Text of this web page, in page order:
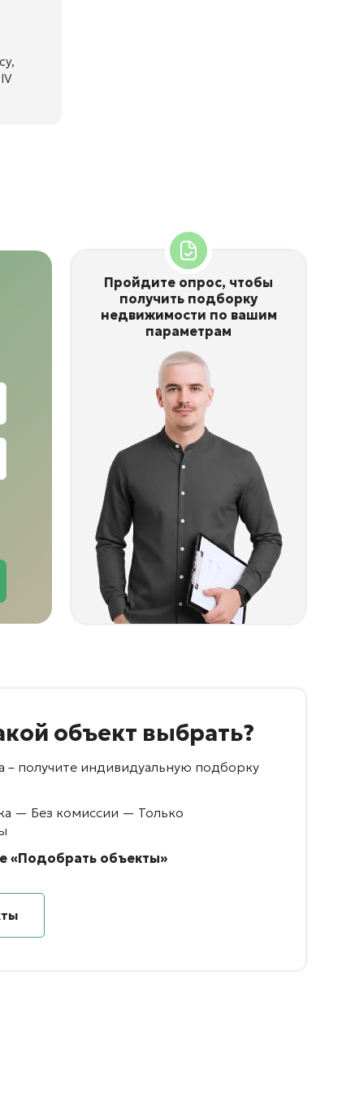
Пройдите опрос, чтобы
получить подборку
недвижимости по вашим
параметрам
объект выбрать?
– получите индивидуальную подборку
— Без комиссии — Только
«Подобрать объекты»